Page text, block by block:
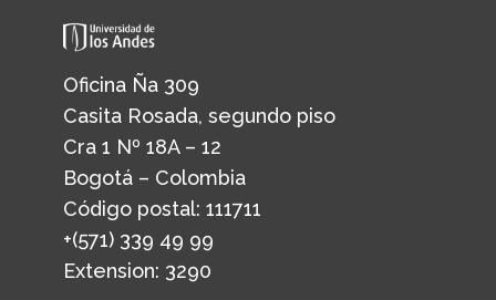
Oficina Ña 309
Casita Rosada, segundo piso
Cra 1 Nº 18A – 12
Bogotá – Colombia
Código postal: 111711
+(571) 339 49 99
Extension: 3290